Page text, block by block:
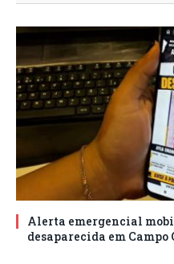
Alerta emergencial
desaparecida em Campo